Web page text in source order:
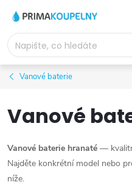
obsah
Vanové baterie
Vanové
Vanové baterie hranaté —
Najděte konkrétní model nebo
níže.